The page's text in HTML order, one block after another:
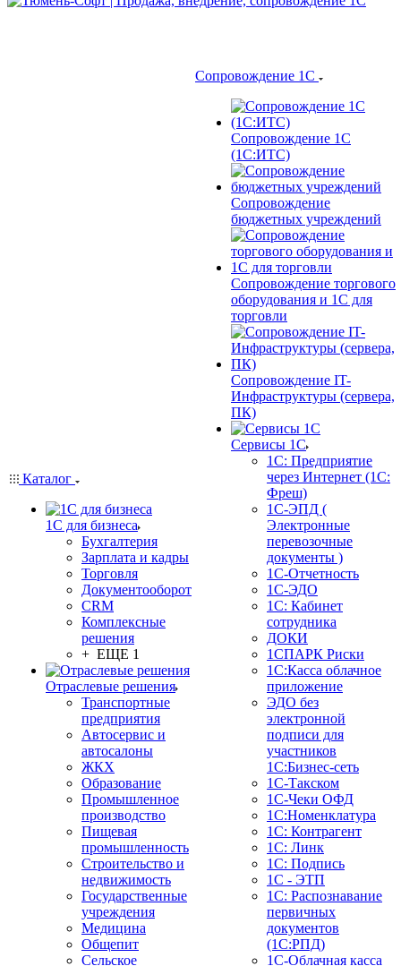
Каталог
1С для бизнеса
Бухгалтерия
Зарплата и кадры
Торговля
Документооборот
CRM
Комплексные
решения
+ ЕЩЕ 1
Отраслевые решения
Транспортные
предприятия
Автосервис и
автосалоны
ЖКХ
Образование
Промышленное
производство
Пищевая
промышленность
Строительство и
недвижимость
Государственные
учреждения
Медицина
Общепит
Сельское
Сопровождение 1С
Сопровождение 1С
(1С:ИТС)
Сопровождение
бюджетных учреждений
Сопровождение торгового
оборудования и 1С для
торговли
Сопровождение IT-
Инфраструктуры (сервера,
ПК)
Сервисы 1С
1С: Предприятие
через Интернет (1С:
Фреш)
1С-ЭПД (
Электронные
перевозочные
документы )
1С-Отчетность
1С-ЭДО
1С: Кабинет
сотрудника
ДОКИ
1СПАРК Риски
1С:Касса облачное
приложение
ЭДО без
электронной
подписи для
участников
1С:Бизнес-сеть
1С-Такском
1С-Чеки ОФД
1С:Номенклатура
1С: Контрагент
1С: Линк
1С: Подпись
1С - ЭТП
1С: Распознавание
первичных
документов
(1С:РПД)
1С-Облачная касса